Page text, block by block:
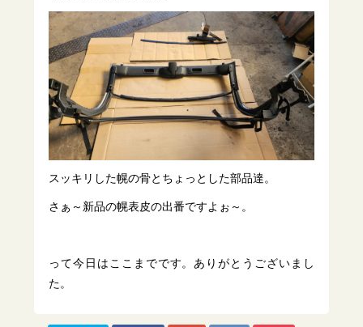
スッキリした幌の骨とちょっとした部品達。
さぁ～新品の幌表皮の出番ですよぉ～。
って今日はここまでです。ありがとうございまし
た。